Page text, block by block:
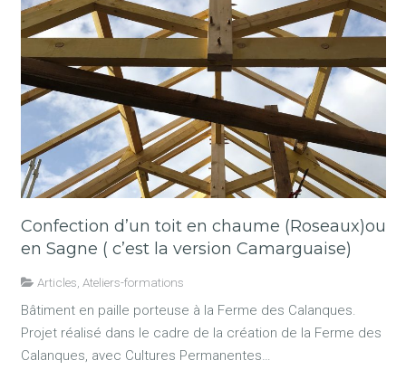
Confection d’un toit en chaume (Roseaux)ou
en Sagne ( c’est la version Camarguaise)
Articles Ateliers-formations
Bâtiment en paille porteuse à la Ferme des Calanques.
Projet réalisé dans le cadre de la création de la Ferme des
Calanques, avec Cultures Permanentes…